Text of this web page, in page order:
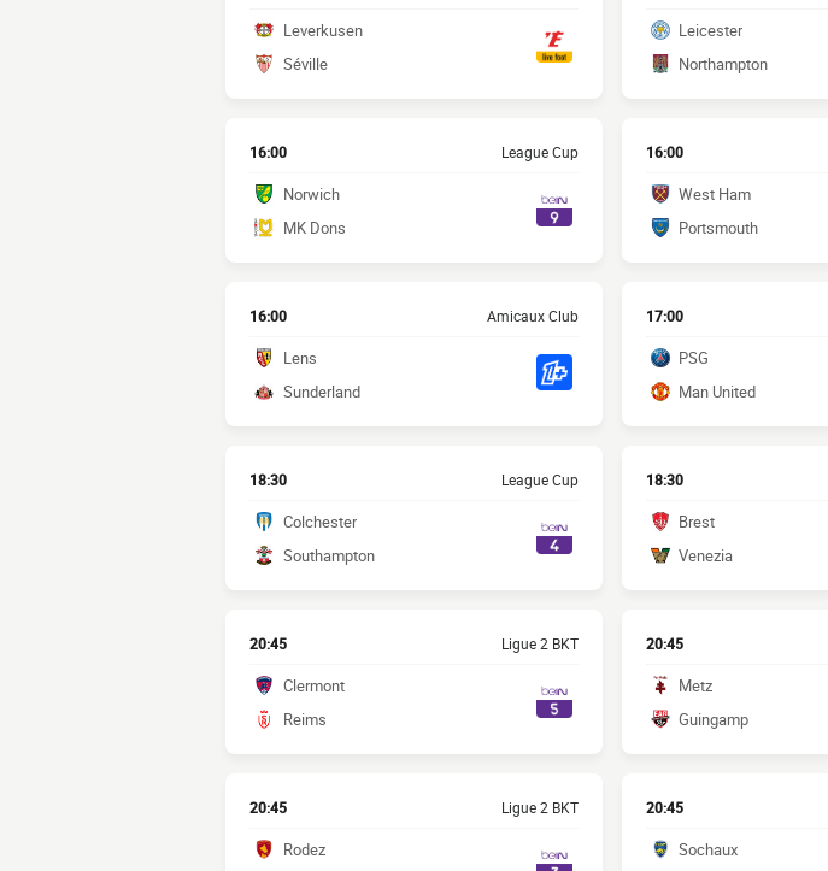
Leverkusen
Séville
Leicester
Northampton
16:00 League Cup
Norwich
MK Dons
16:00
West Ham
Portsmouth
16:00 Amicaux Club
Lens
Sunderland
17:00
PSG
Man United
18:30 League Cup
Colchester
Southampton
18:30
Brest
Venezia
20:45 Ligue 2 BKT
Clermont
Reims
20:45
Metz
Guingamp
20:45 Ligue 2 BKT
Rodez
20:45
Sochaux